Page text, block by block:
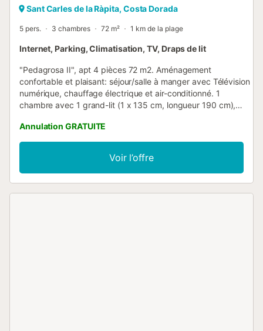
Sant Carles de la Ràpita, Costa Dorada
5 pers. 3 chambres 72 m² 1 km de la plage
Internet, Parking, Climatisation, TV, Draps de lit
"Pedagrosa II", apt 4 pièces 72 m2. Aménagement
confortable et plaisant: séjour/salle à manger avec Télévision
numérique, chauffage électrique et air-conditionné. 1
chambre avec 1 grand-lit (1 x 135 cm, longueur 190 cm),
avec 1 grand-lit (1 x 135 cm, longueur 190 cm). 1 chambre
avec 1 lit (90 cm, longueur 190 cm). Cuisine (four, 3 plaques
vitrocéramiques, grille-pain, bouilloire électrique, micro-
ondes, congélateur). Sortie sur le balcon. Douche/WC. A
disposition: lave-linge, fer à repasser, sèche-cheveux.
Annulation GRATUITE
Voir l’offre